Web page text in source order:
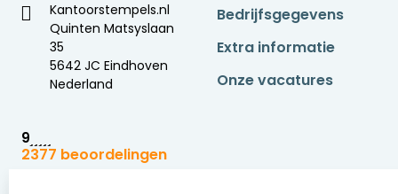
Kantoorstempels.nl
Quinten Matsyslaan
35
5642 JC Eindhoven
Nederland
9
2377 beoordelingen
Bedrijfsgegevens
Extra informatie
Onze vacatures